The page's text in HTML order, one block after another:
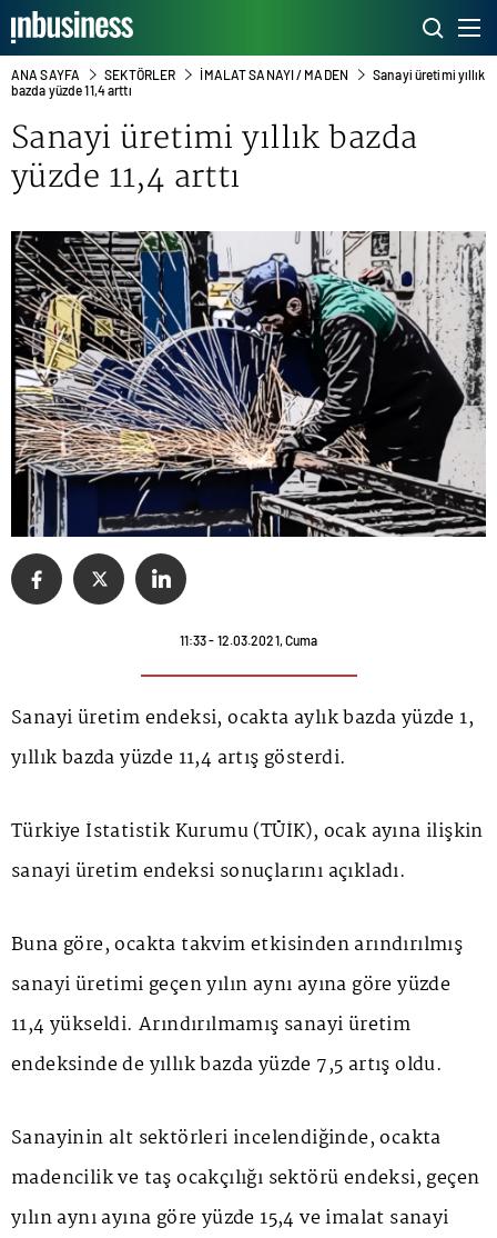
ANA SAYFA SEKTÖRLER İMALAT SANAYI / MADEN
Sanayi üretimi yıllık
bazda yüzde 11,4 arttı
Sanayi üretimi yıllık bazda
yüzde 11,4 arttı
11:33 - 12.03.2021, Cuma
Sanayi üretim endeksi, ocakta aylık bazda yüzde 1,
yıllık bazda yüzde 11,4 artış gösterdi.
Türkiye İstatistik Kurumu (TÜİK), ocak ayına ilişkin
sanayi üretim endeksi sonuçlarını açıkladı.
Buna göre, ocakta takvim etkisinden arındırılmış
sanayi üretimi geçen yılın aynı ayına göre yüzde
11,4 yükseldi. Arındırılmamış sanayi üretim
endeksinde de yıllık bazda yüzde 7,5 artış oldu.
Sanayinin alt sektörleri incelendiğinde, ocakta
madencilik ve taş ocakçılığı sektörü endeksi, geçen
yılın aynı ayına göre yüzde 15,4 ve imalat sanayi